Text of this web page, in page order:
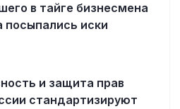
в тайге бизнесмена
посыпались иски
и защита прав
стандартизируют